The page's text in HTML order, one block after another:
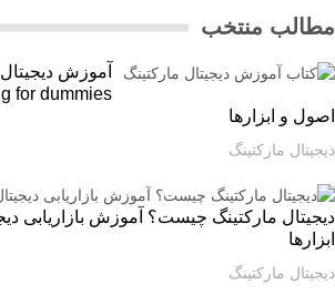
منتخب
آموزش دیجیتال
for dummies
و ابزارها
مارکتینگ
مارکتینگ چیست؟ آموزش بازاریابی
مارکتینگ